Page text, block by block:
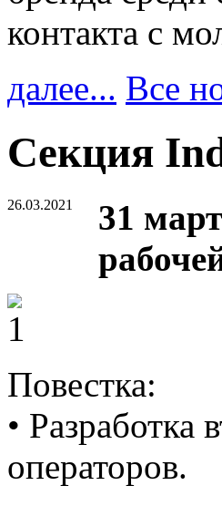
контакта с
далее... Все
Cекция
26.03.2021
31
Повестка:
• Разработка
операторов.